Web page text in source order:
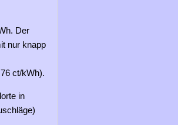
Der
nur knapp
ct/kWh).
in